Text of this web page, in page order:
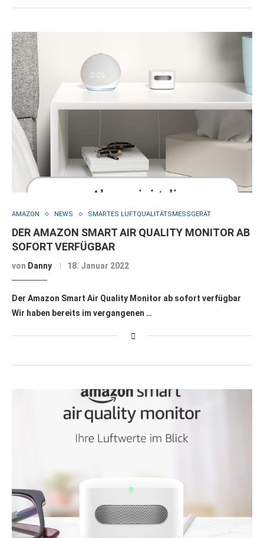
AMAZON NEWS SMARTES LUFTQUALITÄTSMESSGERÄT
DER AMAZON SMART AIR QUALITY MONITOR AB
SOFORT VERFÜGBAR
von Danny 18. Januar 2022
Der Amazon Smart Air Quality Monitor ab sofort verfügbar
Wir haben bereits im vergangenen …